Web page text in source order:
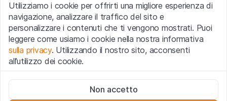
1933 che include le persone residenti negli Stati Uniti
d’America, le società per azioni e le altre forme societarie
americane.
Condizioni di utilizzo e informazioni legali
Con l’accesso al sito web (di seguito, il “Sito”) si dichiara
avvertenze importanti e le condizioni di utilizzo ivi rese
Utilizziamo i cookie per offrirti una migliore esperienza di
navigazione, analizzare il traffico del sito e
personalizzare i contenuti che ti vengono mostrati. Puoi
leggere come usiamo i cookie nella nostra informativa
sulla privacy. Utilizzando il nostro sito, acconsenti
all’utilizzo dei cookie.
Questi cookie sono necessari per il funzionamento del sito
Non accetto